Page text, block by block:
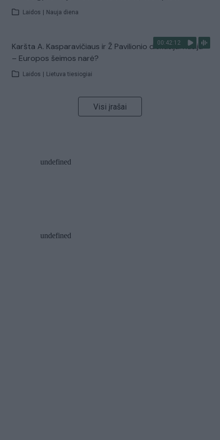
Laidos Nauja diena
00:42:12
Karšta A. Kasparavičiaus ir Ž Pavilionio diskusija: Rusija
– Europos šeimos narė?
Laidos Lietuva tiesiogiai
Visi įrašai